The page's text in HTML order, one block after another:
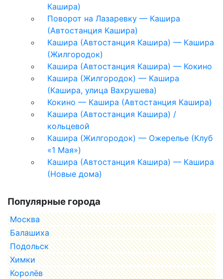
Кашира)
Поворот на Лазаревку — Кашира
(Автостанция Кашира)
Кашира (Автостанция Кашира) — Кашира
(Жилгородок)
Кашира (Автостанция Кашира) — Кокино
Кашира (Жилгородок) — Кашира
(Кашира, улица Вахрушева)
Кокино — Кашира (Автостанция Кашира)
Кашира (Автостанция Кашира) /
кольцевой
Кашира (Жилгородок) — Ожерелье (Клуб
«1 Мая»)
Кашира (Автостанция Кашира) — Кашира
(Новые дома)
Популярные города
Москва
Балашиха
Подольск
Химки
Королёв